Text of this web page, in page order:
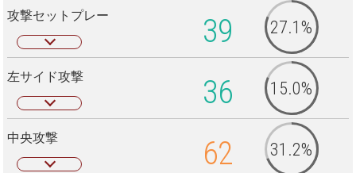
攻撃セットプレー 39 27.1%
左サイド攻撃 36 15.0%
中央攻撃 62 31.2%